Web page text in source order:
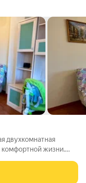
двухкомнатная
гостиная с